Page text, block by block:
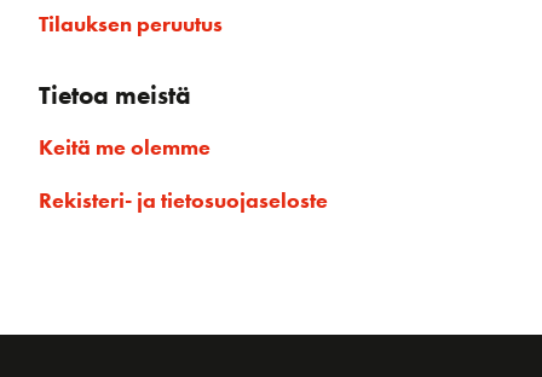
Tilauksen peruutus
Tietoa meistä
Keitä me olemme
Rekisteri- ja tietosuojaseloste